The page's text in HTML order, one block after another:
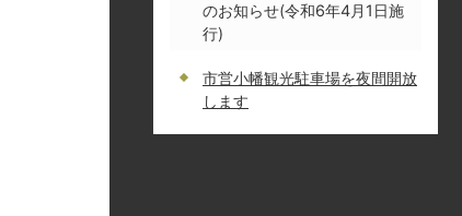
のお知らせ(令和6年4月1日施
行)
市営小幡観光駐車場を夜間開放
します